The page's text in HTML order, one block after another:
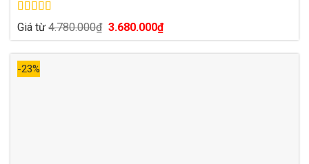
Được xếp
hạng5.005
sao
Giá từ4.780.000₫ Giá
gốc
3.680.000₫Giá
hiện
-23%